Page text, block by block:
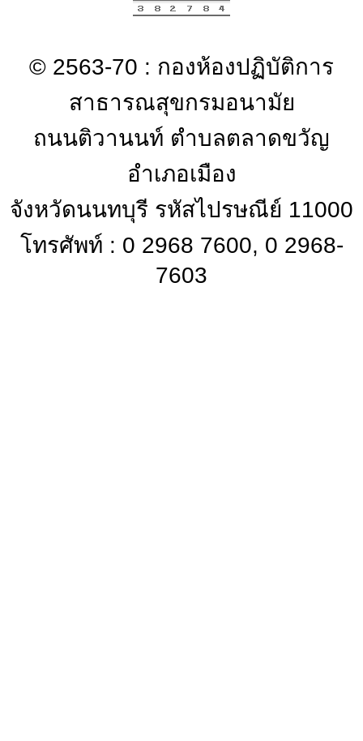
© 2563-70 : กองห้องปฏิบัติการ
สาธารณสุขกรมอนามัย
ถนนติวานนท์ ตำบลตลาดขวัญ
อำเภอเมือง
จังหวัดนนทบุรี รหัสไปรษณีย์ 11000
โทรศัพท์ : 0 2968 7600, 0 2968-
7603